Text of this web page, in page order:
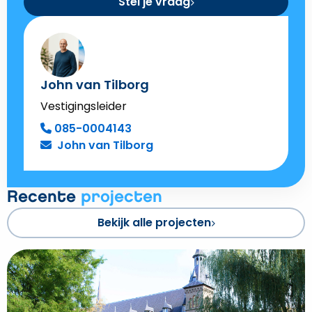
John van Tilborg
Vestigingsleider
085-0004143
John van Tilborg
Recente projecten
Bekijk alle projecten
Bekijk
Abdij
Koningshoeven
over